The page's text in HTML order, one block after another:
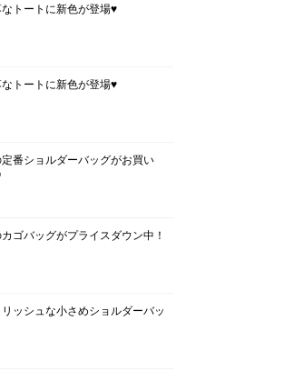
なトートに新色が登場♥
なトートに新色が登場♥
定番ショルダーバッグがお買い
カゴバッグがプライスダウン中！
リッシュな小さめショルダーバッ